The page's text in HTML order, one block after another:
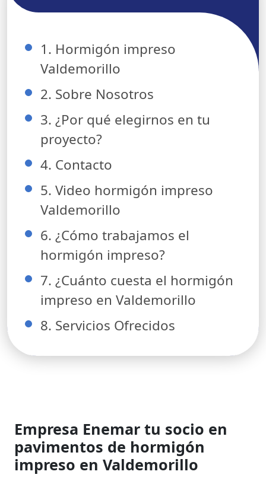
1. Hormigón impreso
Valdemorillo
2. Sobre Nosotros
3. ¿Por qué elegirnos en tu
proyecto?
4. Contacto
5. Video hormigón impreso
Valdemorillo
6. ¿Cómo trabajamos el
hormigón impreso?
7. ¿Cuánto cuesta el hormigón
impreso en Valdemorillo
8. Servicios Ofrecidos
Empresa Enemar tu socio en
pavimentos de hormigón
impreso en Valdemorillo